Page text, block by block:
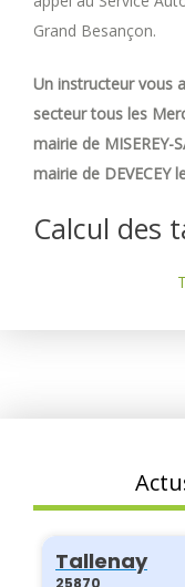
Grand Besançon.
Un instructeur vous
secteur tous les
mairie de MISEREY-
mairie de DEVECEY
Calcul des